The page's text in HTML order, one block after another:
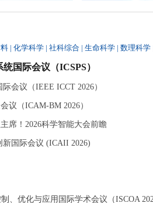
严重违纪、单方
| 化学科学 | 社科综合 | 生命科学 | 数理科学
国际会议（ICSPS）
会议（IEEE ICCT 2026）
议（ICAM-BM 2026）
席！2026科学智能大会前瞻
新国际会议 (ICAII 2026)
、优化与应用国际学术会议（ISCOA